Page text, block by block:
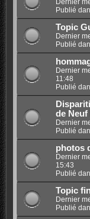
Publié
Topic
Dernier
Publié
Dernier
11:48
Publié
de Neuf
Dernier
Publié
photos
Dernier
15:43
Publié
Topic
Dernier
Publié